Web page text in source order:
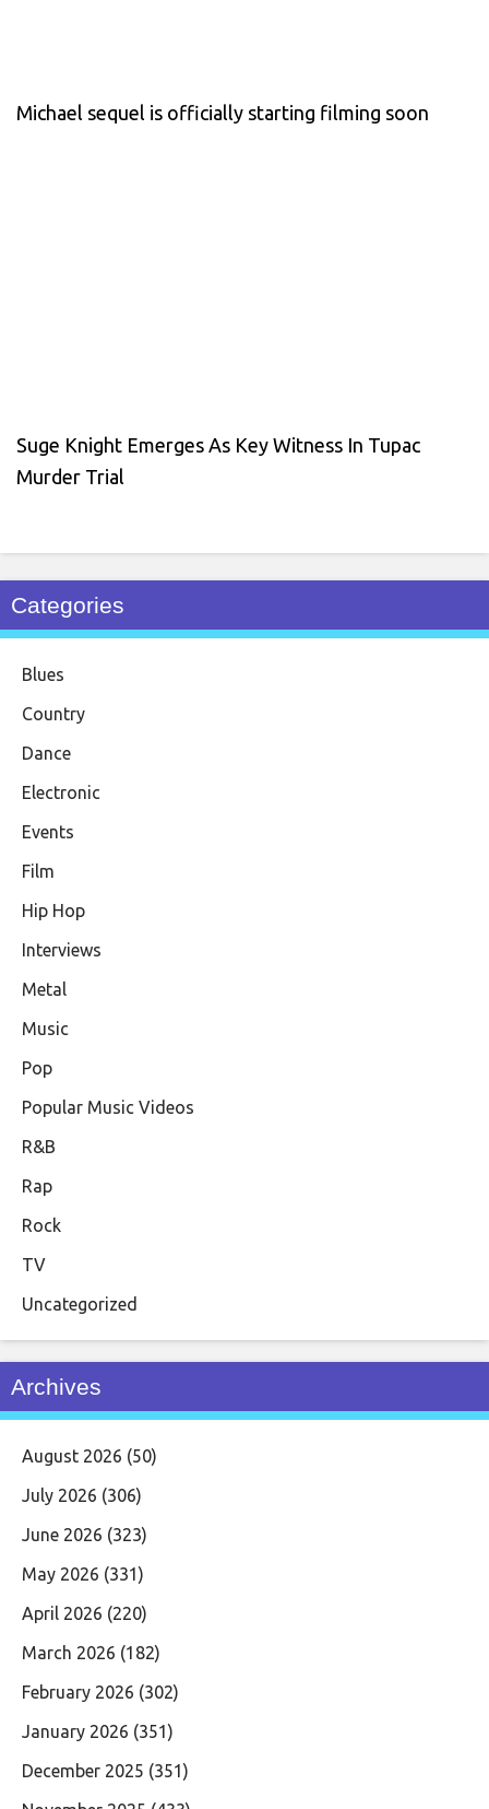
Michael sequel is officially starting filming soon
Suge Knight Emerges As Key Witness In Tupac
Murder Trial
Categories
Blues
Country
Dance
Electronic
Events
Film
Hip Hop
Interviews
Metal
Music
Pop
Popular Music Videos
R&B
Rap
Rock
TV
Uncategorized
Archives
August 2026 (50)
July 2026 (306)
June 2026 (323)
May 2026 (331)
April 2026 (220)
March 2026 (182)
February 2026 (302)
January 2026 (351)
December 2025 (351)